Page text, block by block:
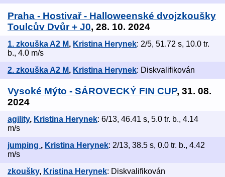
Praha - Hostivař - Halloweenské dvojzkoušky
Toulcův Dvůr + J0, 28. 10. 2024
1. zkouška A2 M, Kristina Herynek: 2/5, 51.72 s, 10.0 tr.
b., 4.0 m/s
2. zkouška A2 M, Kristina Herynek: Diskvalifikován
Vysoké Mýto - SÁROVECKÝ FIN CUP, 31. 08.
2024
agility, Kristina Herynek: 6/13, 46.41 s, 5.0 tr. b., 4.14
m/s
jumping , Kristina Herynek: 2/13, 38.5 s, 0.0 tr. b., 4.42
m/s
zkoušky, Kristina Herynek: Diskvalifikován